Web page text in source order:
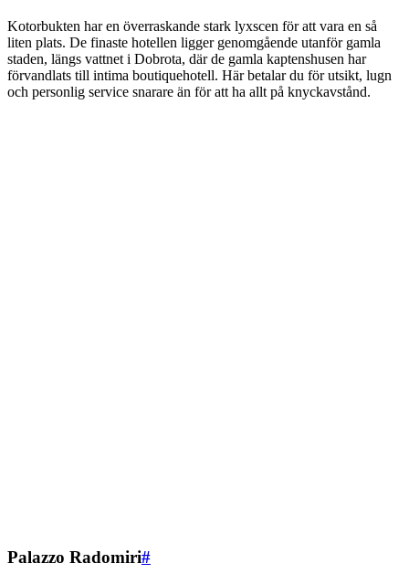
Kotorbukten har en överraskande stark lyxscen för att vara en så
liten plats. De finaste hotellen ligger genomgående utanför gamla
staden, längs vattnet i Dobrota, där de gamla kaptenshusen har
förvandlats till intima boutiquehotell. Här betalar du för utsikt, lugn
och personlig service snarare än för att ha allt på knyckavstånd.
Palazzo Radomiri#